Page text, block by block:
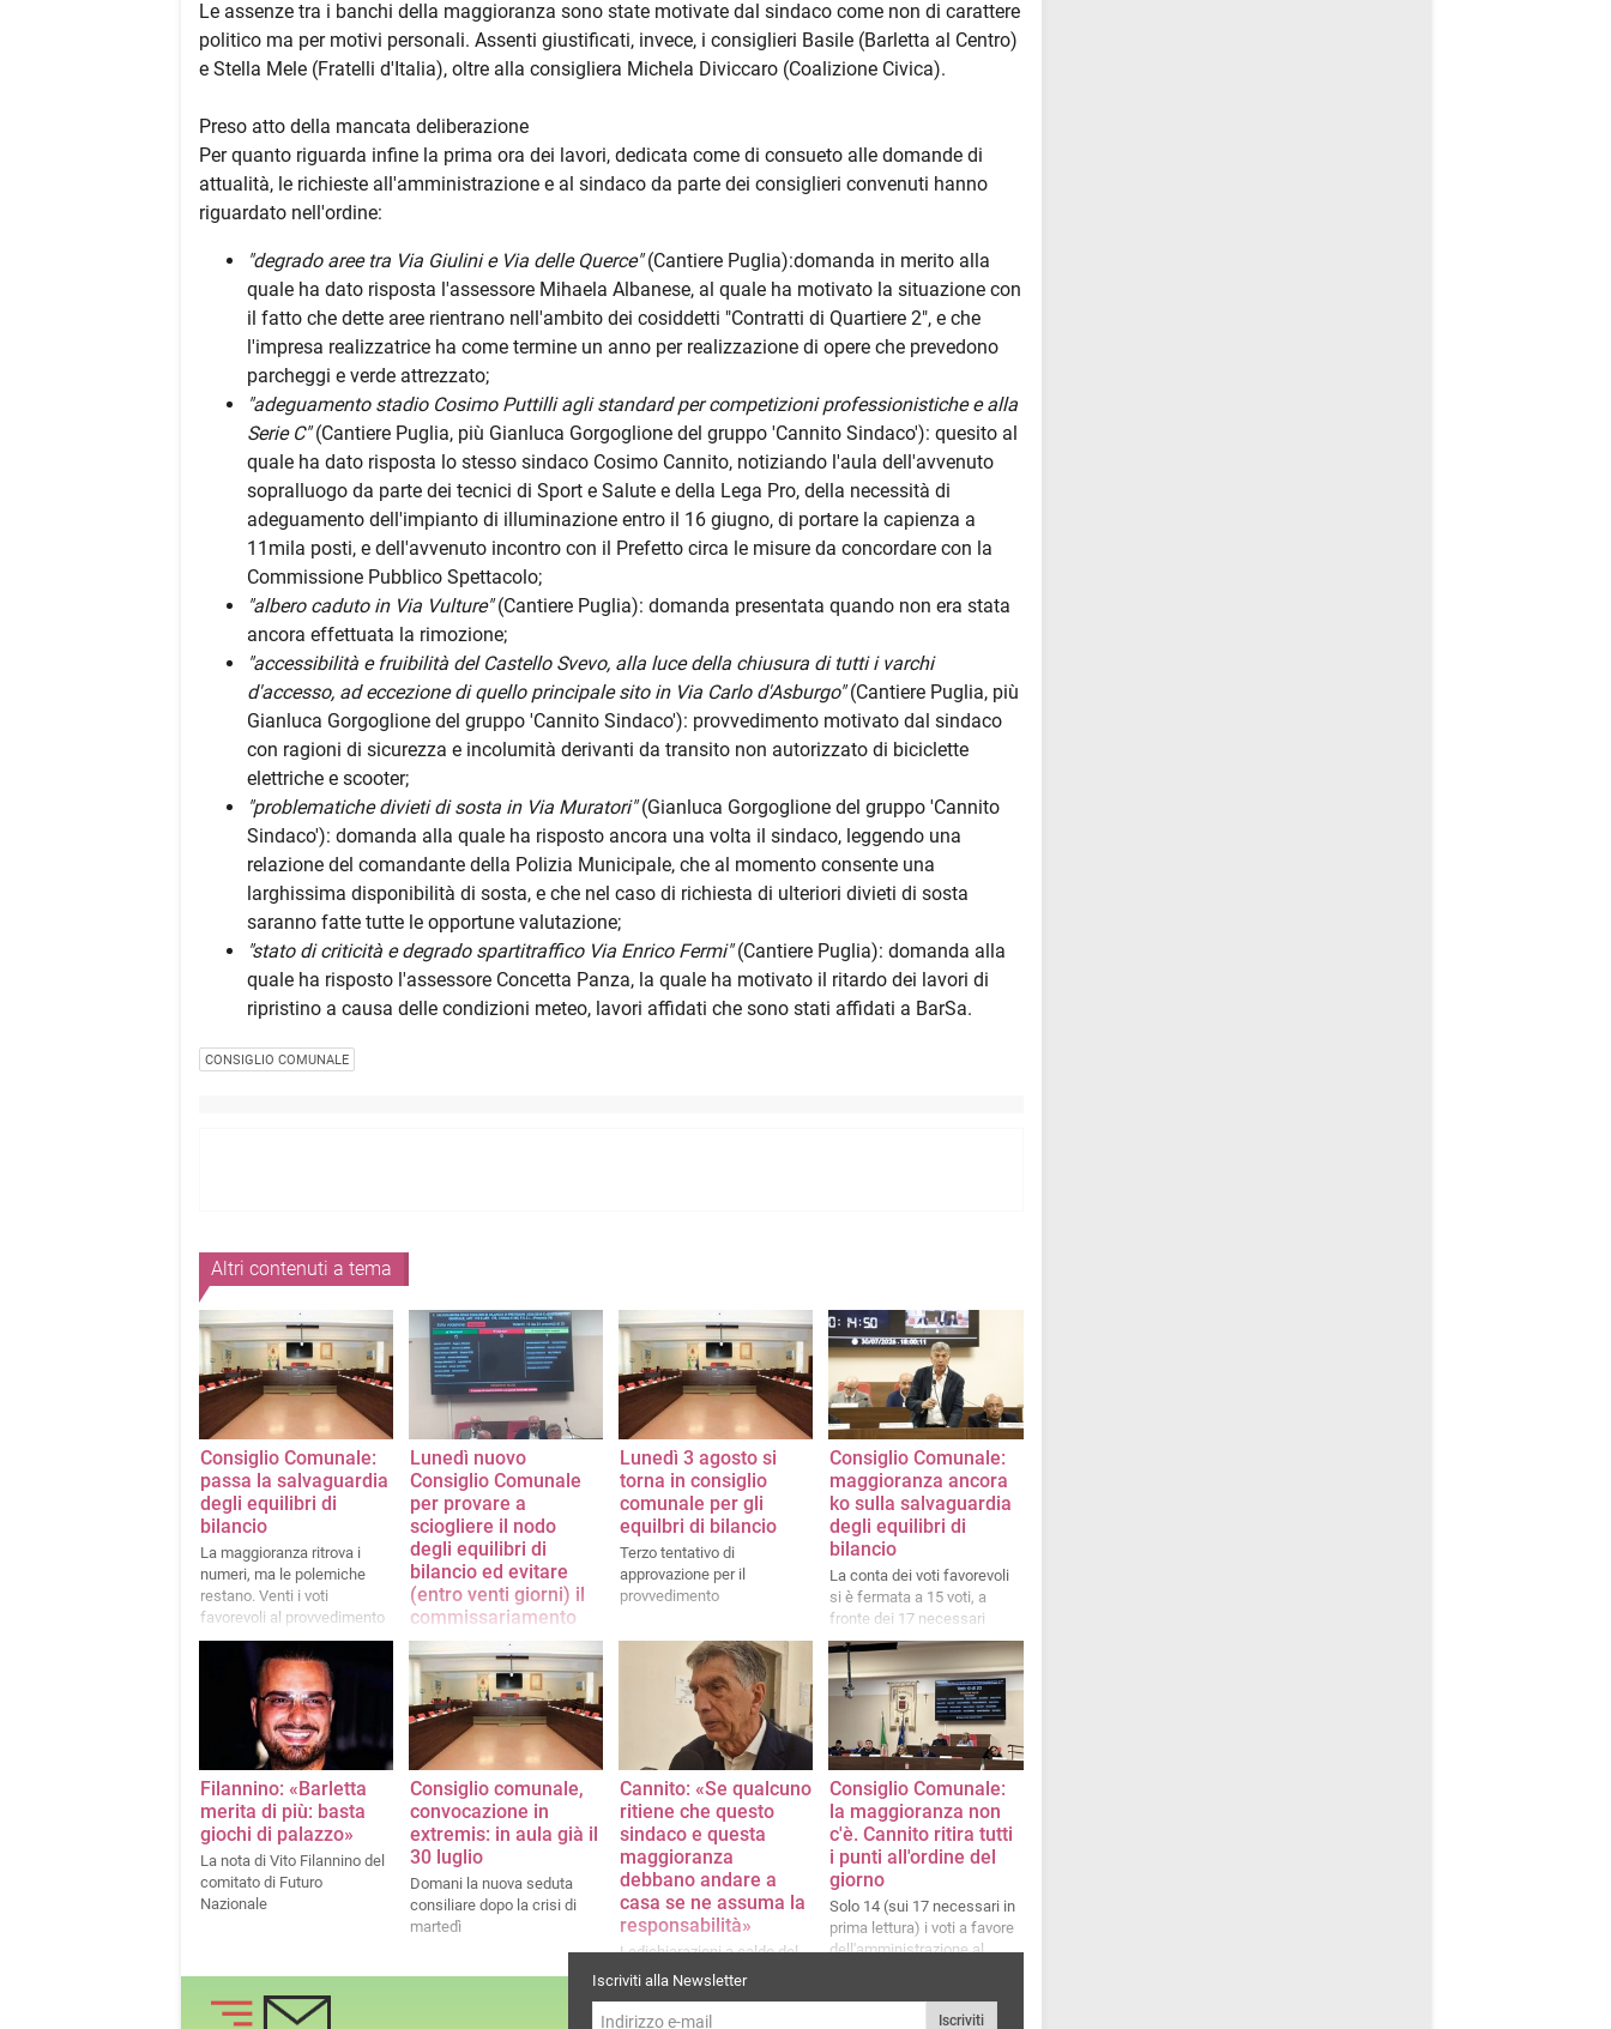
Le assenze tra i banchi della maggioranza sono state motivate dal sindaco come non di carattere
politico ma per motivi personali. Assenti giustificati, invece, i consiglieri Basile (Barletta al Centro)
e Stella Mele (Fratelli d'Italia), oltre alla consigliera Michela Diviccaro (Coalizione Civica).
Preso atto della mancata deliberazione
Per quanto riguarda infine la prima ora dei lavori, dedicata come di consueto alle domande di
attualità, le richieste all'amministrazione e al sindaco da parte dei consiglieri convenuti hanno
riguardato nell'ordine:
"degrado aree tra Via Giulini e Via delle Querce"(Cantiere Puglia):domanda in merito alla
quale ha dato risposta l'assessore Mihaela Albanese, al quale ha motivato la situazione con
il fatto che dette aree rientrano nell'ambito dei cosiddetti "Contratti di Quartiere 2", e che
l'impresa realizzatrice ha come termine un anno per realizzazione di opere che prevedono
parcheggi e verde attrezzato;
"adeguamento stadio Cosimo Puttilli agli standard per competizioni professionistiche e alla
Serie C"(Cantiere Puglia, più Gianluca Gorgoglione del gruppo 'Cannito Sindaco'): quesito al
quale ha dato risposta lo stesso sindaco Cosimo Cannito, notiziando l'aula dell'avvenuto
sopralluogo da parte dei tecnici di Sport e Salute e della Lega Pro, della necessità di
adeguamento dell'impianto di illuminazione entro il 16 giugno, di portare la capienza a
11mila posti, e dell'avvenuto incontro con il Prefetto circa le misure da concordare con la
Commissione Pubblico Spettacolo;
"albero caduto in Via Vulture"(Cantiere Puglia): domanda presentata quando non era stata
ancora effettuata la rimozione;
"accessibilità e fruibilità del Castello Svevo, alla luce della chiusura di tutti i varchi
d'accesso, ad eccezione di quello principale sito in Via Carlo d'Asburgo"(Cantiere Puglia, più
Gianluca Gorgoglione del gruppo 'Cannito Sindaco'): provvedimento motivato dal sindaco
con ragioni di sicurezza e incolumità derivanti da transito non autorizzato di biciclette
elettriche e scooter;
"problematiche divieti di sosta in Via Muratori"(Gianluca Gorgoglione del gruppo 'Cannito
Sindaco'): domanda alla quale ha risposto ancora una volta il sindaco, leggendo una
relazione del comandante della Polizia Municipale, che al momento consente una
larghissima disponibilità di sosta, e che nel caso di richiesta di ulteriori divieti di sosta
saranno fatte tutte le opportune valutazione;
"stato di criticità e degrado spartitraffico Via Enrico Fermi"(Cantiere Puglia): domanda alla
quale ha risposto l'assessore Concetta Panza, la quale ha motivato il ritardo dei lavori di
ripristino a causa delle condizioni meteo, lavori affidati che sono stati affidati a BarSa.
CONSIGLIO COMUNALE
Altri contenuti a tema
Consiglio Comunale:
passa la salvaguardia
degli equilibri di
bilancio
La maggioranza ritrova i
numeri, ma le polemiche
restano. Venti i voti
favorevoli al provvedimento
Lunedì nuovo
Consiglio Comunale
per provare a
sciogliere il nodo
degli equilibri di
bilancio ed evitare
(entro venti giorni) il
commissariamento
La maggioranza, secondo il
sindaco, dovrebbe ritrovare i
numeri, ma permangono le
divisioni. Intanto, nel
centrosinistra, prime prove
di coalizione e primi nodi da
sciogliere in vista delle
prossime elezioni
Lunedì 3 agosto si
torna in consiglio
comunale per gli
equilbri di bilancio
Terzo tentativo di
approvazione per il
provvedimento
Consiglio Comunale:
maggioranza ancora
ko sulla salvaguardia
degli equilibri di
bilancio
La conta dei voti favorevoli
si è fermata a 15 voti, a
fronte dei 17 necessari
Filannino: «Barletta
merita di più: basta
giochi di palazzo»
La nota di Vito Filannino del
comitato di Futuro
Nazionale
Consiglio comunale,
convocazione in
extremis: in aula già il
30 luglio
Domani la nuova seduta
consiliare dopo la crisi di
martedì
Cannito: «Se qualcuno
ritiene che questo
sindaco e questa
maggioranza
debbano andare a
casa se ne assuma la
responsabilità»
Ledichiarazioni a caldo del
sindaco Cosimo Cannito
maggioranza
Consiglio Comunale:
la maggioranza non
c'è. Cannito ritira tutti
i punti all'ordine del
giorno
Solo 14 (sui 17 necessari in
prima lettura) i voti a favore
dell'amministrazione al
Iscriviti alla Newsletter
Iscriviti